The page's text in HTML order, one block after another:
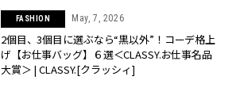
FASHION May, 7, 2026
2個目、3個目に選ぶなら“黒以外”！コーデ格上
げ【お仕事バッグ】６選＜CLASSY.お仕事名品
大賞＞ | CLASSY.[クラッシィ]